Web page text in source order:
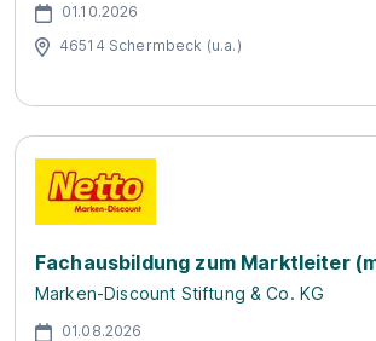
01.10.2026
46514 Schermbeck (u.a.)
Fachausbildung zum Marktleiter
Marken-Discount Stiftung & Co. KG
01.08.2026